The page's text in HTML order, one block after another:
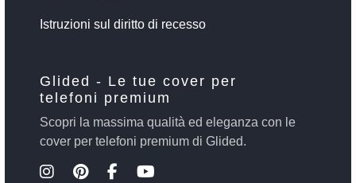
Istruzioni sul diritto di recesso
Glided - Le tue cover per
telefoni premium
Scopri la massima qualità ed eleganza con le
cover per telefoni premium di Glided.